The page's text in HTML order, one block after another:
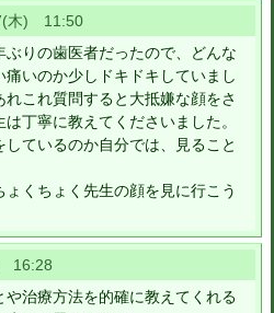
木) 11:50
りの歯医者だったので、どんな
いのか少しドキドキしていまし
これ質問すると大抵嫌な顔をさ
丁寧に教えてくださいました。
しているのか自分では、見ること
くちょく先生の顔を見に行こう
16:28
治療方法を的確に教えてくれる